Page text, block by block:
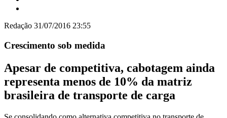
Redação 31/07/2016 23:55
Crescimento sob medida
Apesar de competitiva, cabotagem ainda
representa menos de 10% da matriz
brasileira de transporte de carga